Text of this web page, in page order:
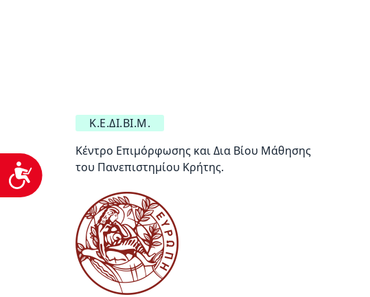
Προσβασιμότητα
Κ.Ε.ΔΙ.ΒΙ.Μ.
Κέντρο Επιμόρφωσης και Δια Βίου Μάθησης
του Πανεπιστημίου Κρήτης.